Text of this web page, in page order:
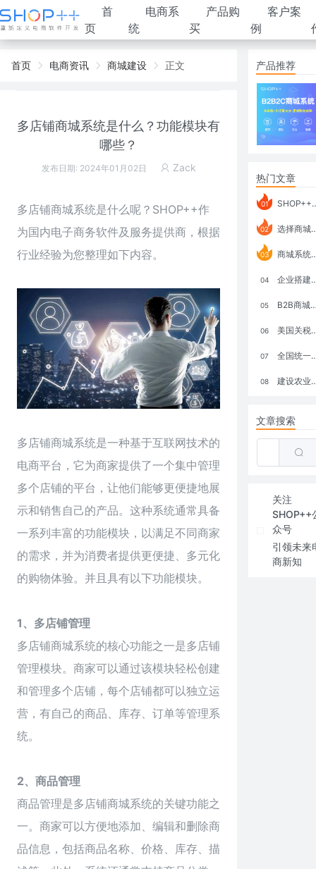
首
页
电商系
统
产品购
买
客户案
例
首页 电商资讯 商城建设 正文
多店铺商城系统是什么？功能模块有
哪些？
发布日期: 2024年01月02日 Zack
多店铺商城系统是什么呢？SHOP++作
为国内电子商务软件及服务提供商，根据
行业经验为您整理如下内容。
多店铺商城系统是一种基于互联网技术的
电商平台，它为商家提供了一个集中管理
多个店铺的平台，让他们能够更便捷地展
示和销售自己的产品。这种系统通常具备
一系列丰富的功能模块，以满足不同商家
的需求，并为消费者提供更便捷、多元化
的购物体验。并且具有以下功能模块。
1、多店铺管理
多店铺商城系统的核心功能之一是多店铺
管理模块。商家可以通过该模块轻松创建
和管理多个店铺，每个店铺都可以独立运
营，有自己的商品、库存、订单等管理系
统。
2、商品管理
商品管理是多店铺商城系统的关键功能之
一。商家可以方便地添加、编辑和删除商
品信息，包括商品名称、价格、库存、描
产品推荐
热门文章
01 SHOP++ B2B2C V9.1 全新发布 新亮点
02 选择商城系统要考虑哪些问题？
03 商城系统如何打通跨境电商模式？
04 企业搭建积分商城系统要注意什么？
05 B2B商城系统搭建：开发语言、功能、优势分析
06 美国关税政策冲击全球电商格局：五大类平台受重创，转型与自救成关键
07 全国统一大市场：电商如何掘金新蓝海？
08 建设农业强国，网上商城来助力！
文章搜索
关注
SHOP++
众号
引领未来
商新知